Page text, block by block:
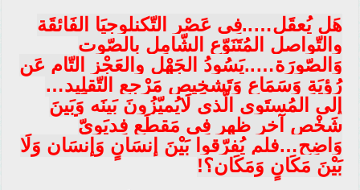
هَل يُعقَل…..فِي عَصْرِ التّكنلوجيَا الفَائقَة
والتّواصل المُتَنَوّع الشّامِل بالصّوت
وَالصّورَة…..يَسُودُ الجَهْل والعَجْز التّام عَن
رُؤيَةِ وَسَمَاعِ وَتَشخِيص مَرْجع التّقلِيد…
إلى المُستَوى الّذي لَايُميّزُونَ بَينَه وَبَينَ
شَخْصٍ آخر ظهر فِي مَقطَعٍ فِديَوِيّ
وَاضِح…فلم يُفرّقوا بَيْنَ إنسَانٍ وَإنسَان وَلَا
بَيْنَ مَكَانٍ وَمَكَان؟!